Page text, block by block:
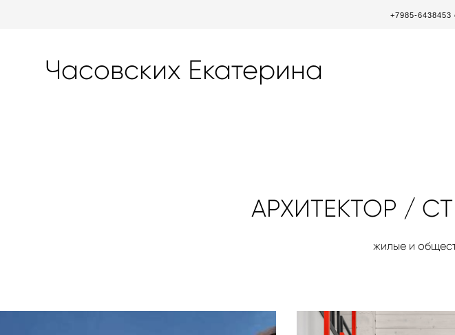
+7985-6438453
Часовских Екатерина
АРХИТЕКТОР /
жилые и